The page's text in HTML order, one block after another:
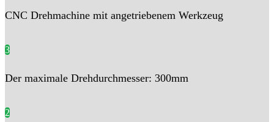
CNC Drehmachine mit angetriebenem Werkzeug
3
Der maximale Drehdurchmesser: 300mm
2